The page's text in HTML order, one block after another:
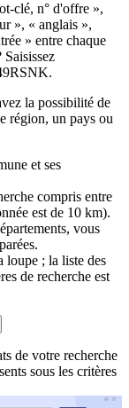
clé, n° d'offre »,
», « anglais »,
» entre chaque
la possibilité de
région, un pays ou
et ses
compris entre
est de 10 km).
vous
loupe ; la liste des
de recherche est
de votre recherche
sous les critères